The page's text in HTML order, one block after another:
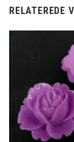
RELATEREDE